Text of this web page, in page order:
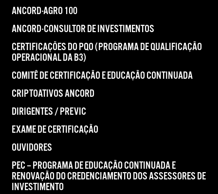
ANCORD-AGRO 100
ANCORD-CONSULTOR DE INVESTIMENTOS
CERTIFICAÇÕES DO PQO (PROGRAMA DE QUALIFICAÇÃO
OPERACIONAL DA B3)
COMITÊ DE CERTIFICAÇÃO E EDUCAÇÃO CONTINUADA
CRIPTOATIVOS ANCORD
DIRIGENTES / PREVIC
EXAME DE CERTIFICAÇÃO
OUVIDORES
PEC – PROGRAMA DE EDUCAÇÃO CONTINUADA E
RENOVAÇÃO DO CREDENCIAMENTO DOS ASSESSORES DE
INVESTIMENTO